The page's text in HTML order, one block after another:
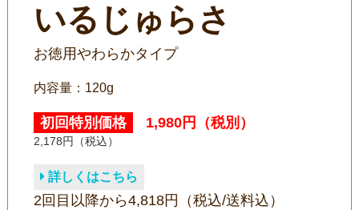
いるじゅらさ
お徳用やわらかタイプ
内容量：120g
初回特別価格 1,980円（税別）
2,178円（税込）
詳しくはこちら
2回目以降から4,818円（税込/送料込）